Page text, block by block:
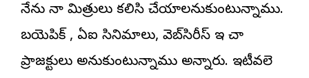
నేను నా మిత్రులు కలిసి చేయాలనుకుంటున్నాము.
బయెపిక్‌ , ఏఐ సినిమాలు, వెబ్‌సిరీస్‌ ఇలా చాలా
ప్రాజక్టులు అనుకుంటున్నాము అన్నారు. ఇటీవలె